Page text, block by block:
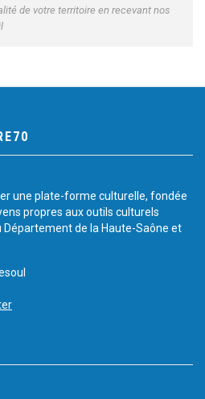
de votre territoire en recevant nos
une plate-forme culturelle, fondée
propres aux outils culturels
de la Haute-Saône et